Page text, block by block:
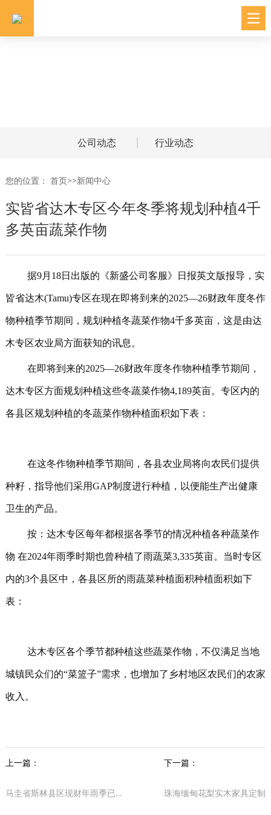
公司动态 行业动态
您的位置： 首页>>新闻中心
实皆省达木专区今年冬季将规划种植4千
多英亩蔬菜作物
据9月18日出版的《新盛公司客服》日报英文版报导，实
皆省达木(Tamu)专区在现在即将到来的2025—26财政年度冬作
物种植季节期间，规划种植冬蔬菜作物4千多英亩，这是由达
木专区农业局方面获知的讯息。
在即将到来的2025—26财政年度冬作物种植季节期间，
达木专区方面规划种植这些冬蔬菜作物4,189英亩。专区内的
各县区规划种植的冬蔬菜作物种植面积如下表：
在这冬作物种植季节期间，各县农业局将向农民们提供
种籽，指导他们采用GAP制度进行种植，以便能生产出健康
卫生的产品。
按：达木专区每年都根据各季节的情况种植各种蔬菜作
物 在2024年雨季时期也曾种植了雨蔬菜3,335英亩。当时专区
内的3个县区中，各县区所的雨蔬菜种植面积种植面积如下
表：
达木专区各个季节都种植这些蔬菜作物，不仅满足当地
城镇民众们的“菜篮子”需求，也增加了乡村地区农民们的农家
收入。
上一篇：
马圭省斯林县区现财年雨季已种植长纤维棉花3.1万多英亩
下一篇：
珠海缅甸花梨实木家具定制